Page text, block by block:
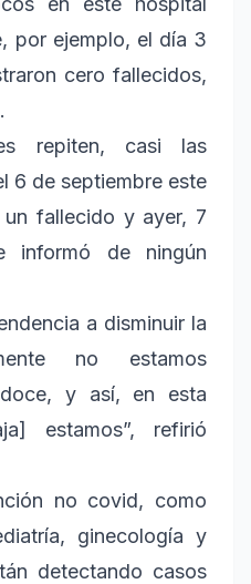
por ejemplo, el día 3
cero fallecidos,
repiten, casi las
6 de septiembre este
fallecido y ayer, 7
informó de ningún
a disminuir la
no estamos
y así, en esta
estamos”, refirió
no covid, como
ginecología y
detectando casos